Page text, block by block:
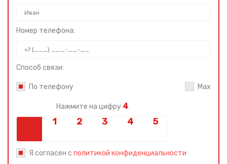
Номер телефона:
Способ связи:
По телефону Max
Нажмите на цифру 4
Я согласен с политикой конфиденциальности